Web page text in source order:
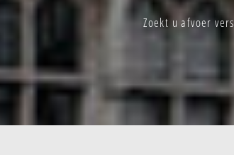
Zoekt u afvoer